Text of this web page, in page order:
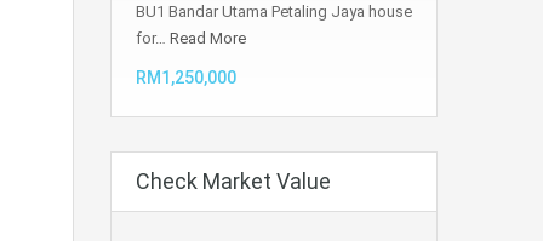
BU1 Bandar Utama Petaling Jaya house
for… Read More
RM1,250,000
Check Market Value